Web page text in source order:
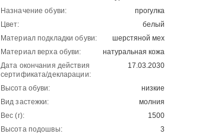
Назначение обуви:
прогулка
Цвет:
белый
Материал подкладки обуви:
шерстяной мех
Материал верха обуви:
натуральная кожа
Дата окончания действия
сертификата/декларации:
17.03.2030
Высота обуви:
низкие
Вид застежки:
молния
Вес (г):
1500
Высота подошвы:
3